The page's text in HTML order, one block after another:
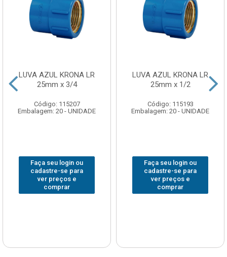
LUVA AZUL KRONA LR
25mm x 3/4
Código: 115207
Embalagem: 20 - UNIDADE
Faça seu login ou
cadastre-se para
ver preços e
comprar
LUVA AZUL KRONA LR
25mm x 1/2
Código: 115193
Embalagem: 20 - UNIDADE
Faça seu login ou
cadastre-se para
ver preços e
comprar